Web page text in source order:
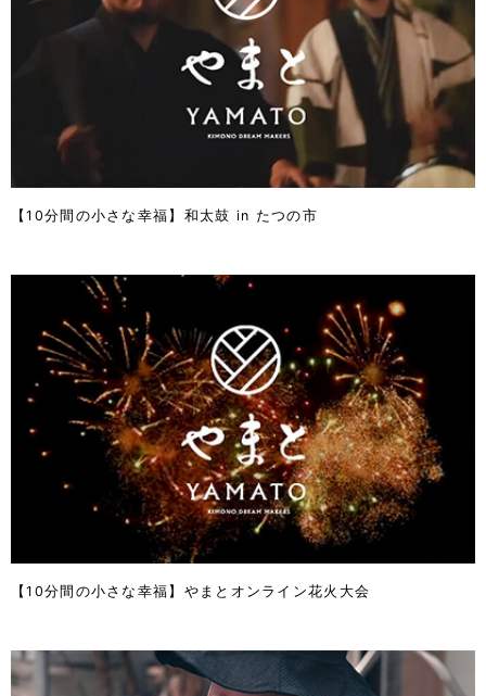
【10分間の小さな幸福】和太鼓 in たつの市
【10分間の小さな幸福】やまとオンライン花火大会